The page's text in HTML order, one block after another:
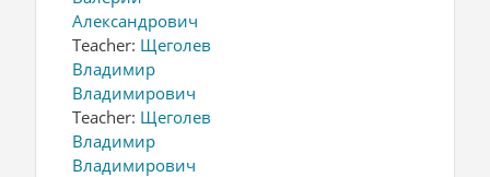
Александрович
Teacher: Щеголев
Владимир
Владимирович
Teacher: Щеголев
Владимир
Владимирович